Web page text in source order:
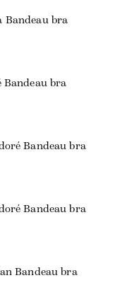
Bandeau bra
Bandeau bra
Bandeau bra
Bandeau bra
Bandeau bra